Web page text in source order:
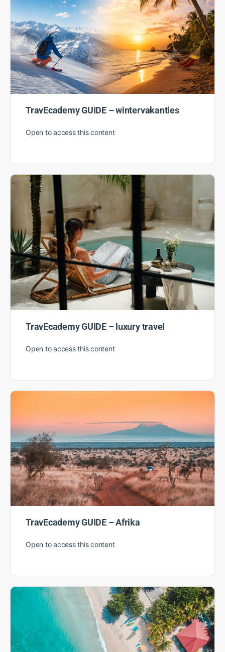
China Airlines
Open to access this content
TravEcademy GUIDE – wintervakanties
Open to access this content
TravEcademy GUIDE – luxury travel
Open to access this content
TravEcademy GUIDE – Afrika
Open to access this content